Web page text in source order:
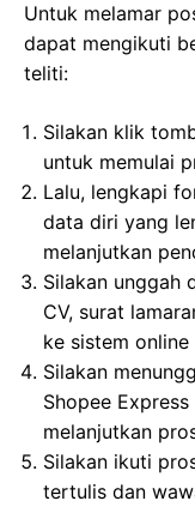
Untuk melamar
dapat mengikuti
teliti:
Silakan klik
untuk memulai
Lalu, lengkapi
data diri yang
melanjutkan
Silakan unggah
CV, surat
ke sistem
Silakan
Shopee
melanjutkan
Silakan ikuti
tertulis dan